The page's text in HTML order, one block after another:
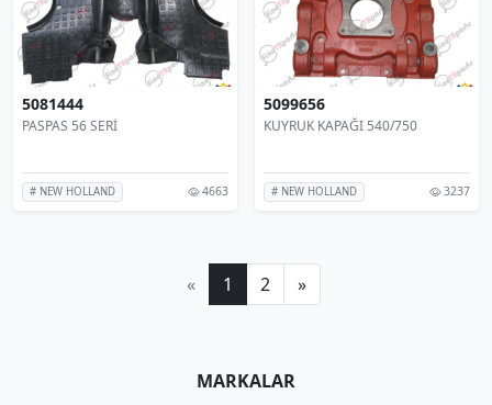
5081444
PASPAS 56 SERİ
# NEW HOLLAND 4663
5099656
KUYRUK KAPAĞI 540/750
# NEW HOLLAND 3237
« 1 2 »
MARKALAR